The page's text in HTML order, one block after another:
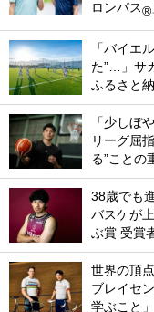
ロンパス®
「バイエ
た”…」サ
ふるさと納
「少しぼ
リーグ屈
る”ことの
38歳でも
バスケが
ぶ賞 受賞
世界の頂
ブレイセ
学ぶこと